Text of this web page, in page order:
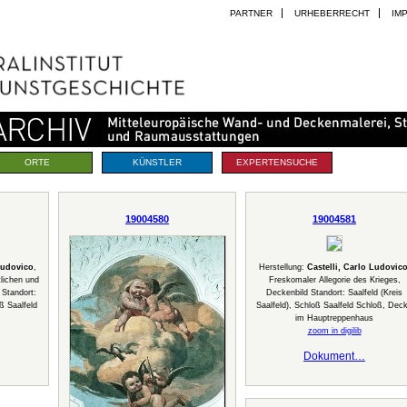
PARTNER URHEBERRECHT
ORTE KÜNSTLER EXPERTENSUCHE
,
und
Saalfeld
19004580 19004581
Herstellung: Castelli, Carlo Ludovico
Freskomaler Allegorie des Krieges,
Deckenbild Standort: Saalfeld (Kreis
Saalfeld), Schloß Saalfeld Schloß,
im Hauptreppenhaus
zoom in digilib
Dokument…